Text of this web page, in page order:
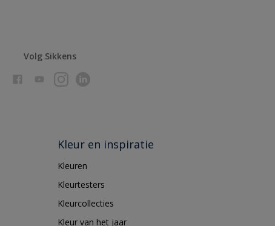
Volg Sikkens
Kleur en inspiratie
Kleuren
Kleurtesters
Kleurcollecties
Kleur van het jaar